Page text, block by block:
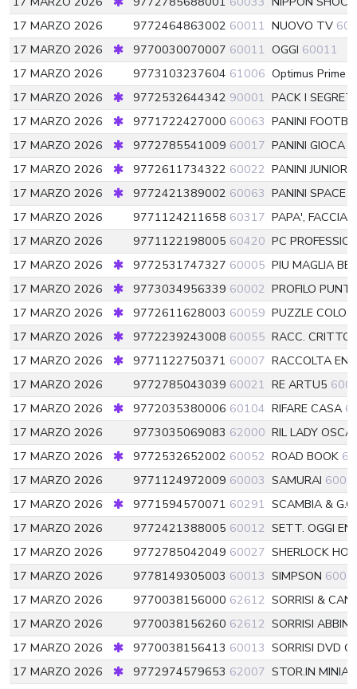
17 MARZO 2026
9772464863002 60011 NUOVO TV
17 MARZO 2026
9770030070007 60011 OGGI 60011
17 MARZO 2026
9773103237604 61006 Optimus Prime
17 MARZO 2026
9772532644342 90001 PACK I
17 MARZO 2026
9771722427000 60063 PANINI
17 MARZO 2026
9772785541009 60017 PANINI GIOCA
17 MARZO 2026
9772611734322 60022 PANINI JUNIOR
17 MARZO 2026
9772421389002 60063 PANINI SPACE
17 MARZO 2026
9771124211658 60317 PAPA',
17 MARZO 2026
9771122198005 60420 PC
17 MARZO 2026
9772531747327 60005 PIU MAGLIA
17 MARZO 2026
9773034956339 60002 PROFILO
17 MARZO 2026
9772611628003 60059 PUZZLE
17 MARZO 2026
9772239243008 60055 RACC.
17 MARZO 2026
9771122750371 60007 RACCOLTA
17 MARZO 2026
9772785043039 60021 RE ARTU5
17 MARZO 2026
9772035380006 60104 RIFARE CASA
17 MARZO 2026
9773035069083 62000 RIL LADY
17 MARZO 2026
9772532652002 60052 ROAD BOOK
17 MARZO 2026
9771124972009 60003 SAMURAI
17 MARZO 2026
9771594570071 60291 SCAMBIA &
17 MARZO 2026
9772421388005 60012 SETT. OGGI
17 MARZO 2026
9772785042049 60027 SHERLOCK
17 MARZO 2026
9778149305003 60013 SIMPSON
17 MARZO 2026
9770038156000 62612 SORRISI &
17 MARZO 2026
9770038156260 62612 SORRISI
17 MARZO 2026
9770038156413 60013 SORRISI DVD
17 MARZO 2026
9772974579653 62007 STOR.IN